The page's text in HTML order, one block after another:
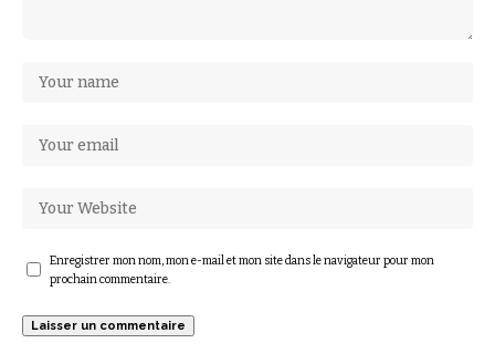
Enregistrer mon nom, mon e-mail et mon site dans le navigateur pour mon
prochain commentaire.